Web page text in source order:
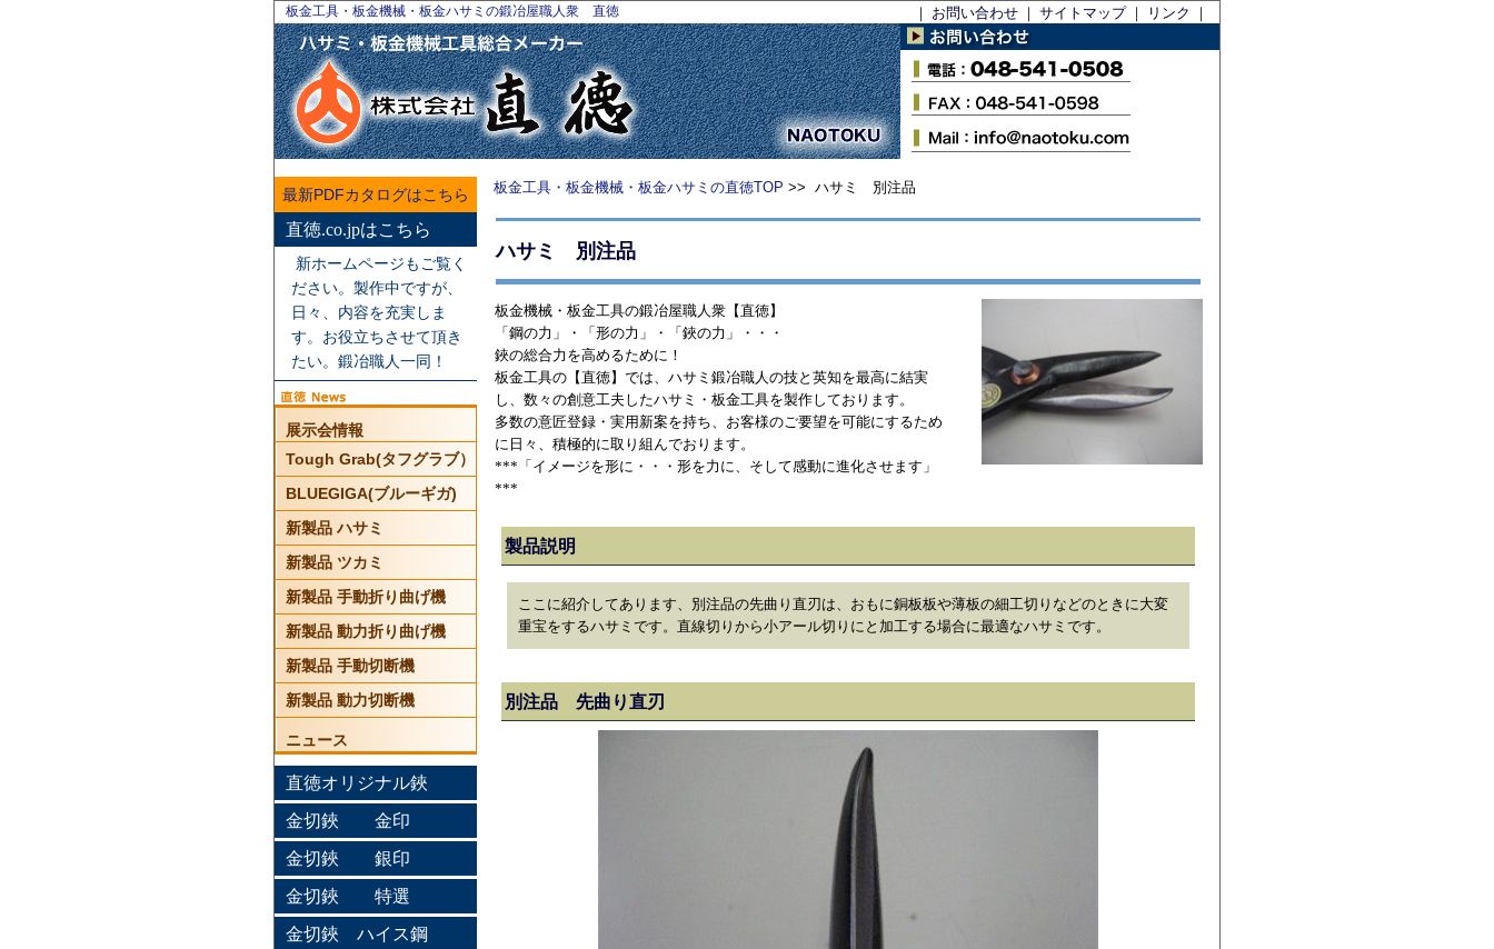
板金工具・板金機械・板金ハサミの鍛冶屋職人衆 直徳 ｜ お問い合わせ ｜ サイトマップ｜ リンク ｜
最新PDFカタログはこちら
直徳.co.jpはこちら
新ホームページもご覧く
ださい。製作中ですが、
日々、内容を充実しま
す。お役立ちさせて頂き
たい。鍛冶職人一同！
展示会情報
Tough Grab(タフグラブ）
BLUEGIGA(ブルーギガ)
新製品 ハサミ
新製品 ツカミ
新製品 手動折り曲げ機
新製品 動力折り曲げ機
新製品 手動切断機
新製品 動力切断機
ニュース
直徳オリジナル鋏
金切鋏 金印
金切鋏 銀印
金切鋏 特選
金切鋏 ハイス鋼
板金工具・板金機械・板金ハサミの直徳TOP >> ハサミ 別注品
ハサミ 別注品
板金機械・板金工具の鍛冶屋職人衆【直徳】
「鋼の力」・「形の力」・「鋏の力」・・・
鋏の総合力を高めるために！
板金工具の【直徳】では、ハサミ鍛冶職人の技と英知を最高に結実
し、数々の創意工夫したハサミ・板金工具を製作しております。
多数の意匠登録・実用新案を持ち、お客様のご要望を可能にするため
に日々、積極的に取り組んでおります。
***「イメージを形に・・・形を力に、そして感動に進化させます」
***
製品説明
ここに紹介してあります、別注品の先曲り直刃は、おもに銅板板や薄板の細工切りなどのときに大変
重宝をするハサミです。直線切りから小アール切りにと加工する場合に最適なハサミです。
別注品 先曲り直刃